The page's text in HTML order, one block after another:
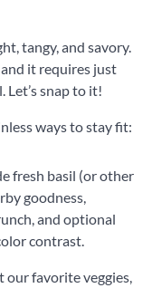
tangy, and savory.
it requires just
Let’s snap to it!
ways to stay fit:
fresh basil (or other
goodness,
and optional
contrast.
our favorite veggies,